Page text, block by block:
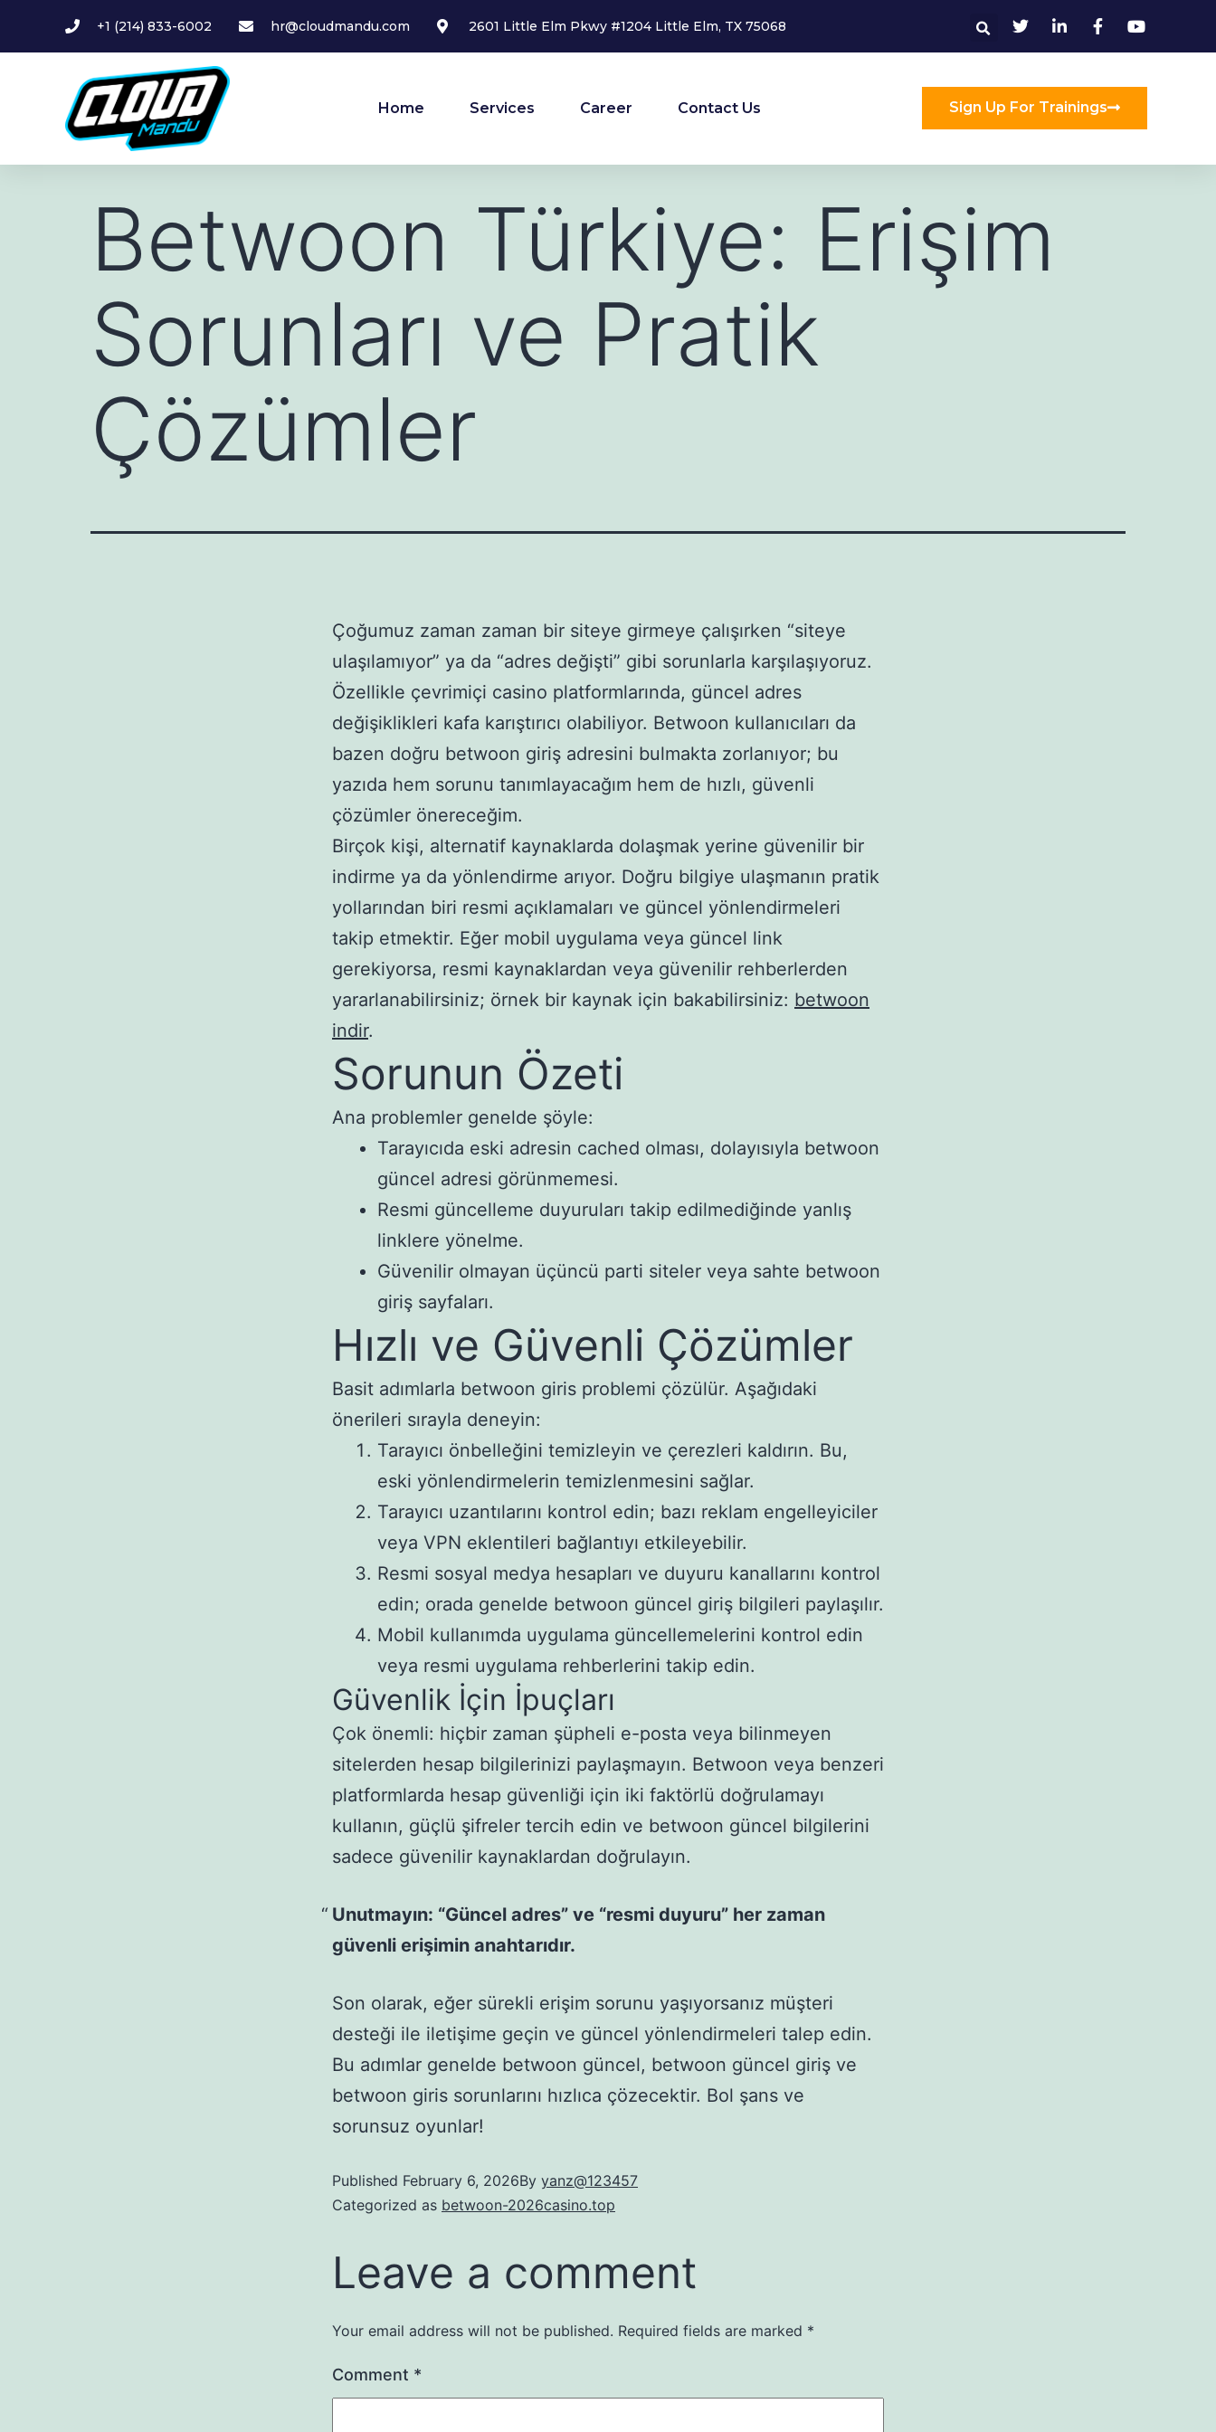
+1 (214) 833-6002 hr@cloudmandu.com 2601 Little Elm Pkwy #1204 Little Elm, TX 75068
Home Services Career Contact Us Sign Up For Trainings
Betwoon Türkiye: Erişim
Sorunları ve Pratik
Çözümler
Çoğumuz zaman zaman bir siteye girmeye çalışırken “siteye
ulaşılamıyor” ya da “adres değişti” gibi sorunlarla karşılaşıyoruz.
Özellikle çevrimiçi casino platformlarında, güncel adres
değişiklikleri kafa karıştırıcı olabiliyor. Betwoon kullanıcıları da
bazen doğru betwoon giriş adresini bulmakta zorlanıyor; bu
yazıda hem sorunu tanımlayacağım hem de hızlı, güvenli
çözümler önereceğim.
Birçok kişi, alternatif kaynaklarda dolaşmak yerine güvenilir bir
indirme ya da yönlendirme arıyor. Doğru bilgiye ulaşmanın pratik
yollarından biri resmi açıklamaları ve güncel yönlendirmeleri
takip etmektir. Eğer mobil uygulama veya güncel link
gerekiyorsa, resmi kaynaklardan veya güvenilir rehberlerden
yararlanabilirsiniz; örnek bir kaynak için bakabilirsiniz: betwoon
indir.
Sorunun Özeti
Ana problemler genelde şöyle:
Tarayıcıda eski adresin cached olması, dolayısıyla betwoon
güncel adresi görünmemesi.
Resmi güncelleme duyuruları takip edilmediğinde yanlış
linklere yönelme.
Güvenilir olmayan üçüncü parti siteler veya sahte betwoon
giriş sayfaları.
Hızlı ve Güvenli Çözümler
Basit adımlarla betwoon giris problemi çözülür. Aşağıdaki
önerileri sırayla deneyin:
Tarayıcı önbelleğini temizleyin ve çerezleri kaldırın. Bu,
eski yönlendirmelerin temizlenmesini sağlar.
Tarayıcı uzantılarını kontrol edin; bazı reklam engelleyiciler
veya VPN eklentileri bağlantıyı etkileyebilir.
Resmi sosyal medya hesapları ve duyuru kanallarını kontrol
edin; orada genelde betwoon güncel giriş bilgileri paylaşılır.
Mobil kullanımda uygulama güncellemelerini kontrol edin
veya resmi uygulama rehberlerini takip edin.
Güvenlik İçin İpuçları
Çok önemli: hiçbir zaman şüpheli e-posta veya bilinmeyen
sitelerden hesap bilgilerinizi paylaşmayın. Betwoon veya benzeri
platformlarda hesap güvenliği için iki faktörlü doğrulamayı
kullanın, güçlü şifreler tercih edin ve betwoon güncel bilgilerini
sadece güvenilir kaynaklardan doğrulayın.
Unutmayın: “Güncel adres” ve “resmi duyuru” her zaman
güvenli erişimin anahtarıdır.
Son olarak, eğer sürekli erişim sorunu yaşıyorsanız müşteri
desteği ile iletişime geçin ve güncel yönlendirmeleri talep edin.
Bu adımlar genelde betwoon güncel, betwoon güncel giriş ve
betwoon giris sorunlarını hızlıca çözecektir. Bol şans ve
sorunsuz oyunlar!
Published February 6, 2026By yanz@123457
Categorized as betwoon-2026casino.top
Leave a comment
Your email address will not be published. Required fields are marked *
Comment *